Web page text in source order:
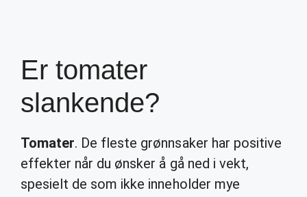
Er tomater
slankende?
Tomater. De fleste grønnsaker har positive
effekter når du ønsker å gå ned i vekt,
spesielt de som ikke inneholder mye